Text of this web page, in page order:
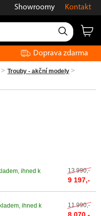
Showroomy Kontakt
Doprava zdarma
Trouby - akční modely
ihned k
13 990,-
9 197,-
ihned k
11 990,-